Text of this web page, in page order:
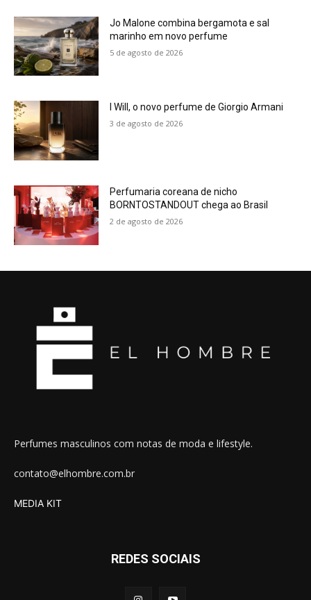
Jo Malone combina bergamota e sal
marinho em novo perfume
5 de agosto de 2026
I Will, o novo perfume de Giorgio Armani
3 de agosto de 2026
Perfumaria coreana de nicho
BORNTOSTANDOUT chega ao Brasil
2 de agosto de 2026
Perfumes masculinos com notas de moda e lifestyle.
contato@elhombre.com.br
MEDIA KIT
REDES SOCIAIS